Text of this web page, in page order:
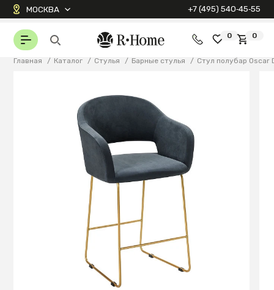
МОСКВА +7 (495) 540‑45‑55
0 0
Главная / Каталог / Стулья / Барные стулья / Стул полубар Oscar